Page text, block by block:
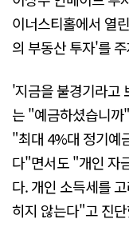
이너스티홀에서 열
의 부동산 투자'를
'지금을 불경기라고
는 "예금하셨습니
"최대 4%대 정기예
다"면서도 "개인 자
다. 개인 소득세를
히지 않는다"고 진